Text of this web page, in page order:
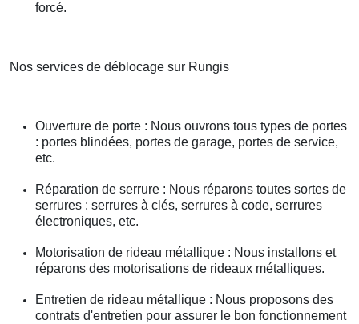
forcé.
Nos services de déblocage sur Rungis
Ouverture de porte : Nous ouvrons tous types de portes
: portes blindées, portes de garage, portes de service,
etc.
Réparation de serrure : Nous réparons toutes sortes de
serrures : serrures à clés, serrures à code, serrures
électroniques, etc.
Motorisation de rideau métallique : Nous installons et
réparons des motorisations de rideaux métalliques.
Entretien de rideau métallique : Nous proposons des
contrats d'entretien pour assurer le bon fonctionnement